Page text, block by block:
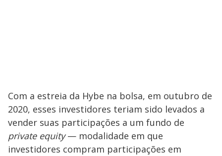
Com a estreia da Hybe na bolsa, em outubro de
2020, esses investidores teriam sido levados a
vender suas participações a um fundo de
private equity— modalidade em que
investidores compram participações em